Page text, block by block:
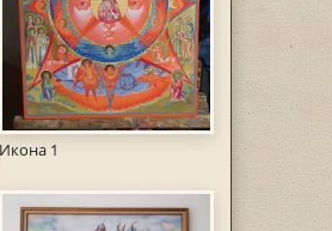
Икона 1